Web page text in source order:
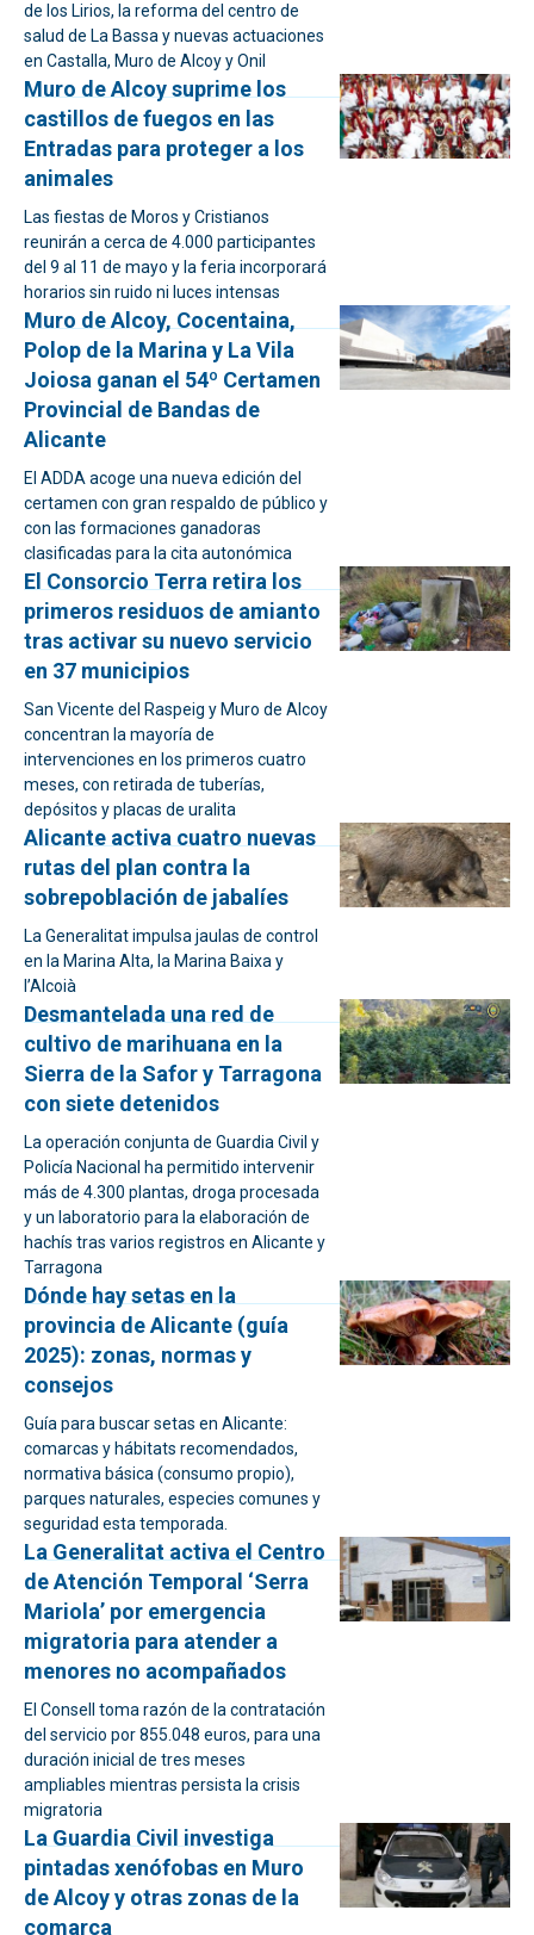
de los Lirios, la reforma del centro de
salud de La Bassa y nuevas actuaciones
en Castalla, Muro de Alcoy y Onil
Muro de Alcoy suprime los
castillos de fuegos en las
Entradas para proteger a los
animales
Las fiestas de Moros y Cristianos
reunirán a cerca de 4.000 participantes
del 9 al 11 de mayo y la feria incorporará
horarios sin ruido ni luces intensas
Muro de Alcoy, Cocentaina,
Polop de la Marina y La Vila
Joiosa ganan el 54º Certamen
Provincial de Bandas de
Alicante
El ADDA acoge una nueva edición del
certamen con gran respaldo de público y
con las formaciones ganadoras
clasificadas para la cita autonómica
El Consorcio Terra retira los
primeros residuos de amianto
tras activar su nuevo servicio
en 37 municipios
San Vicente del Raspeig y Muro de Alcoy
concentran la mayoría de
intervenciones en los primeros cuatro
meses, con retirada de tuberías,
depósitos y placas de uralita
Alicante activa cuatro nuevas
rutas del plan contra la
sobrepoblación de jabalíes
La Generalitat impulsa jaulas de control
en la Marina Alta, la Marina Baixa y
l’Alcoià
Desmantelada una red de
cultivo de marihuana en la
Sierra de la Safor y Tarragona
con siete detenidos
La operación conjunta de Guardia Civil y
Policía Nacional ha permitido intervenir
más de 4.300 plantas, droga procesada
y un laboratorio para la elaboración de
hachís tras varios registros en Alicante y
Tarragona
Dónde hay setas en la
provincia de Alicante (guía
2025): zonas, normas y
consejos
Guía para buscar setas en Alicante:
comarcas y hábitats recomendados,
normativa básica (consumo propio),
parques naturales, especies comunes y
seguridad esta temporada.
La Generalitat activa el Centro
de Atención Temporal ‘Serra
Mariola’ por emergencia
migratoria para atender a
menores no acompañados
El Consell toma razón de la contratación
del servicio por 855.048 euros, para una
duración inicial de tres meses
ampliables mientras persista la crisis
migratoria
La Guardia Civil investiga
pintadas xenófobas en Muro
de Alcoy y otras zonas de la
comarca